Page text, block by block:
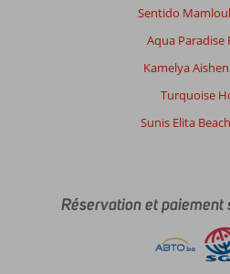
Sentido
Aqua Paradise
Kamelya
Turquoise
Sunis Elita
Réservation et paiement